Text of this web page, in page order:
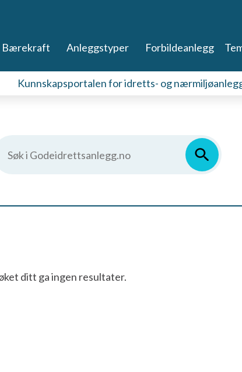
Bærekraft Anleggstyper Forbildeanlegg
Kunnskapsportalen for idretts- og
ditt ga ingen resultater.